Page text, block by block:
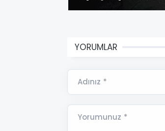
YORUMLAR
Adınız *
Yorumunuz *